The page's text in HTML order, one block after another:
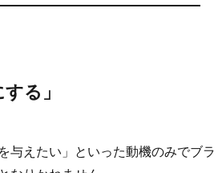
る」
与えたい」といった動機のみでブラ